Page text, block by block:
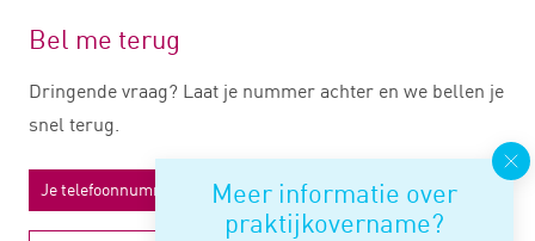
Meer informatie over
praktijkovername?
Bel me terug
Dringende vraag? Laat je nummer achter en we bellen je
snel terug.